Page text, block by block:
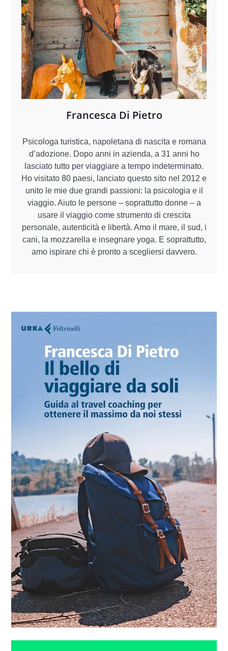
Francesca Di Pietro
Psicologa turistica, napoletana di nascita e romana
d’adozione. Dopo anni in azienda, a 31 anni ho
lasciato tutto per viaggiare a tempo indeterminato.
Ho visitato 80 paesi, lanciato questo sito nel 2012 e
unito le mie due grandi passioni: la psicologia e il
viaggio. Aiuto le persone – soprattutto donne – a
usare il viaggio come strumento di crescita
personale, autenticità e libertà. Amo il mare, il sud, i
cani, la mozzarella e insegnare yoga. E soprattutto,
amo ispirare chi è pronto a scegliersi davvero.